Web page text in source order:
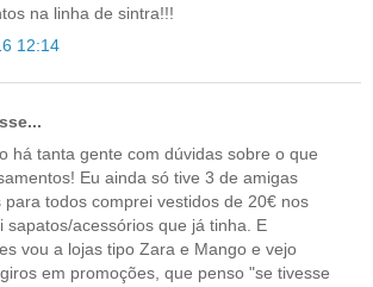
na linha de sintra!!!
12:14
há tanta gente com dúvidas sobre o que
Eu ainda só tive 3 de amigas
para todos comprei vestidos de 20€ nos
sapatos/acessórios que já tinha. E
vou a lojas tipo Zara e Mango e vejo
em promoções, que penso "se tivesse